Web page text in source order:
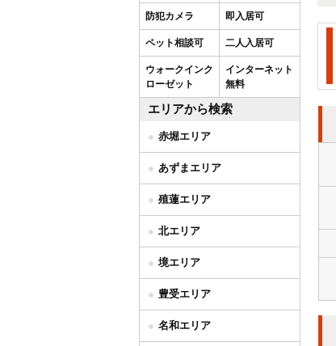
防犯カメラ 即入居可
ペット相談可 二人入居可
ウォークインク
ローゼット
インターネット
無料
エリアから検索
赤堀エリア
あずまエリア
殖蓮エリア
北エリア
境エリア
豊受エリア
名和エリア